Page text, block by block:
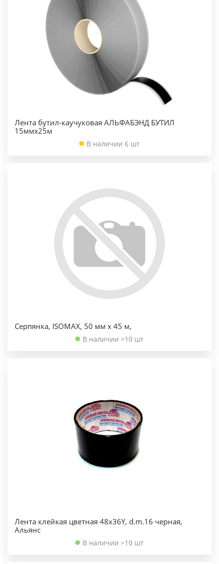
Лента бутил-каучуковая АЛЬФАБЭНД БУТИЛ
15ммх25м
В наличии 6 шт
Серпянка, ISOMAX, 50 мм х 45 м,
В наличии >10 шт
Лента клейкая цветная 48х36Y, d.m.16 черная,
Альянс
В наличии >10 шт